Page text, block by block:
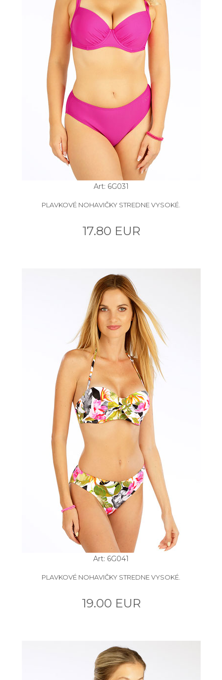
Art: 6G031
PLAVKOVÉ NOHAVIČKY STREDNE VYSOKÉ.
17.80 EUR
Art: 6G041
PLAVKOVÉ NOHAVIČKY STREDNE VYSOKÉ.
19.00 EUR